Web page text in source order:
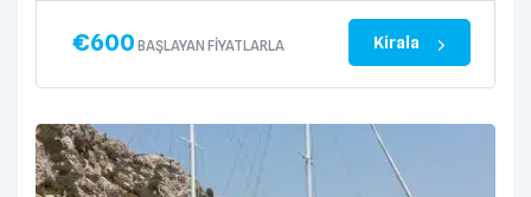
€600 BAŞLAYAN FIYATLARLA Kirala